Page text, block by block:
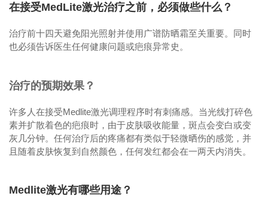
在接受MedLite激光治疗之前，必须做些什么？
治疗前十四天避免阳光照射并使用广谱防晒霜至关重要。同时
也必须告诉医生任何健康问题或疤痕异常史。
治疗的预期效果？
许多人在接受Medlite激光调理程序时有刺痛感。当光线打碎色
素并扩散着色的疤痕时，由于皮肤吸收能量，斑点会变白或变
灰几分钟。任何治疗后的疼痛都有类似于轻微晒伤的感觉，并
且随着皮肤恢复到自然颜色，任何发红都会在一两天内消失。
Medlite激光有哪些用途？